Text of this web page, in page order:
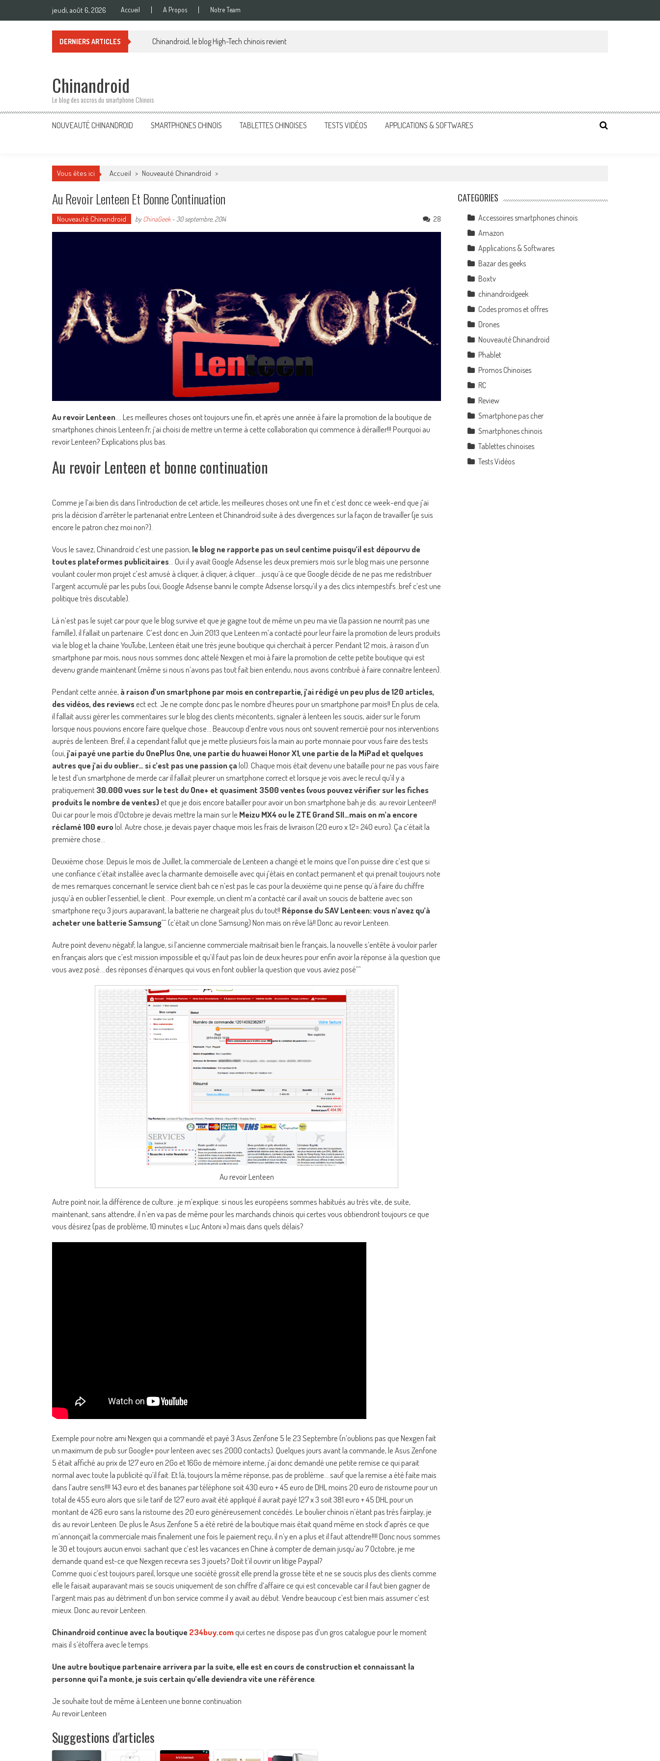
jeudi, août 6, 2026 Accueil A Propos Notre Team
DERNIERS ARTICLES Chinandroid, le blog High-Tech chinois revient
Chinandroid
Le blog des accros du smartphone Chinois
NOUVEAUTÉ CHINANDROID SMARTPHONES CHINOIS TABLETTES CHINOISES TESTS VIDÉOS APPLICATIONS & SOFTWARES
Vous êtes ici Accueil > Nouveauté Chinandroid >
Au Revoir Lenteen Et Bonne Continuation
Nouveauté Chinandroid byChinaGeek- 30 septembre, 2014 28
Au revoir Lenteen …. Les meilleures choses ont toujours une fin, et après une année à faire la promotion de la boutique de
smartphones chinois Lenteen.fr, j’ai choisi de mettre un terme à cette collaboration qui commence à dérailler!!! Pourquoi au
revoir Lenteen? Explications plus bas.
Au revoir Lenteen et bonne continuation
Comme je l’ai bien dis dans l’introduction de cet article, les meilleures choses ont une fin et c’est donc ce week-end que j’ai
pris la décision d’arrêter le partenariat entre Lenteen et Chinandroid suite à des divergences sur la façon de travailler (je suis
encore le patron chez moi non?).
Vous le savez, Chinandroid c’est une passion, le blog ne rapporte pas un seul centime puisqu’il est dépourvu de
toutes plateformes publicitaires … Oui il y avait Google Adsense les deux premiers mois sur le blog mais une personne
voulant couler mon projet c’est amusé à cliquer, à cliquer, à cliquer…..jusqu’à ce que Google décide de ne pas me redistribuer
l’argent accumulé par les pubs (oui, Google Adsense banni le compte Adsense lorsqu’il y a des clics intempestifs..bref c’est une
politique très discutable).
Là n’est pas le sujet car pour que le blog survive et que je gagne tout de même un peu ma vie (la passion ne nourrit pas une
famille), il fallait un partenaire. C’est donc en Juin 2013 que Lenteen m’a contacté pour leur faire la promotion de leurs produits
via le blog et la chaine YouTube, Lenteen était une très jeune boutique qui cherchait à percer. Pendant 12 mois, à raison d’un
smartphone par mois, nous nous sommes donc attelé Nexgen et moi à faire la promotion de cette petite boutique qui est
devenu grande maintenant (même si nous n’avons pas tout fait bien entendu, nous avons contribué à faire connaitre lenteen).
Pendant cette année, à raison d’un smartphone par mois en contrepartie, j’ai rédigé un peu plus de 120 articles,
des vidéos, des reviewsect ect. Je ne compte donc pas le nombre d’heures pour un smartphone par mois!! En plus de cela,
il fallait aussi gérer les commentaires sur le blog des clients mécontents, signaler à lenteen les soucis, aider sur le forum
lorsque nous pouvions encore faire quelque chose… Beaucoup d’entre vous nous ont souvent remercié pour nos interventions
auprès de lenteen. Bref, il a cependant fallut que je mette plusieurs fois la main au porte monnaie pour vous faire des tests
(oui, j’ai payé une partie du OnePlus One, une partie du huawei Honor X1, une partie de la MiPad et quelques
autres que j’ai du oublier… si c’est pas une passion çalol). Chaque mois était devenu une bataille pour ne pas vous faire
le test d’un smartphone de merde car il fallait pleurer un smartphone correct et lorsque je vois avec le recul qu’il y a
pratiquement30.000 vues sur le test du One+ et quasiment 3500 ventes (vous pouvez vérifier sur les fiches
produits le nombre de ventes)et que je dois encore batailler pour avoir un bon smartphone bah je dis: au revoir Lenteen!!
Oui car pour le mois d’Octobre je devais mettre la main sur le Meizu MX4 ou le ZTE Grand SII…mais on m’a encore
réclamé 100 eurolol. Autre chose, je devais payer chaque mois les frais de livraison (20 euro x 12= 240 euro). Ça c’était la
première chose…
Deuxième chose: Depuis le mois de Juillet, la commerciale de Lenteen a changé et le moins que l’on puisse dire c’est que si
une confiance c’était installée avec la charmante demoiselle avec qui j’étais en contact permanent et qui prenait toujours note
de mes remarques concernant le service client bah ce n’est pas le cas pour la deuxième qui ne pense qu’à faire du chiffre
jusqu’à en oublier l’essentiel, le client… Pour exemple, un client m’a contacté car il avait un soucis de batterie avec son
smartphone reçu 3 jours auparavant, la batterie ne chargeait plus du tout!! Réponse du SAV Lenteen: vous n’avez qu’à
acheter une batterie Samsung^^ (c’était un clone Samsung) Non mais on rêve là!! Donc au revoir Lenteen.
Autre point devenu négatif, la langue, si l’ancienne commerciale maitrisait bien le français, la nouvelle s’entête à vouloir parler
en français alors que c’est mission impossible et qu’il faut pas loin de deux heures pour enfin avoir la réponse à la question que
vous avez posé….des réponses d’énarques qui vous en font oublier la question que vous aviez posé^^
Au revoir Lenteen
Autre point noir, la différence de culture…je m’explique: si nous les européens sommes habitués au très vite, de suite,
maintenant, sans attendre, il n’en va pas de même pour les marchands chinois qui certes vous obtiendront toujours ce que
vous désirez (pas de problème, 10 minutes « Luc Antoni ») mais dans quels délais?
Exemple pour notre ami Nexgen qui a commandé et payé 3 Asus Zenfone 5 le 23 Septembre (n’oublions pas que Nexgen fait
un maximum de pub sur Google+ pour lenteen avec ses 2000 contacts). Quelques jours avant la commande, le Asus Zenfone
5 était affiché au prix de 127 euro en 2Go et 16Go de mémoire interne, j’ai donc demandé une petite remise ce qui parait
normal avec toute la publicité qu’il fait. Et là, toujours la même réponse, pas de problème….sauf que la remise a été faite mais
dans l’autre sens!!!! 143 euro et des bananes par téléphone soit 430 euro + 45 euro de DHL moins 20 euro de ristourne pour un
total de 455 euro alors que si le tarif de 127 euro avait été appliqué il aurait payé 127 x 3 soit 381 euro + 45 DHL pour un
montant de 426 euro sans la ristourne des 20 euro généreusement concédés. Le boulier chinois n’étant pas très fairplay, je
dis au revoir Lenteen. De plus le Asus Zenfone 5 a été retiré de la boutique mais était quand même en stock d’après ce que
m’annonçait la commerciale mais finalement une fois le paiement reçu, il n’y en a plus et il faut attendre!!!! Donc nous sommes
le 30 et toujours aucun envoi. sachant que c’est les vacances en Chine à compter de demain jusqu’au 7 Octobre, je me
demande quand est-ce que Nexgen recevra ses 3 jouets? Doit t’il ouvrir un litige Paypal?
Comme quoi c’est toujours pareil, lorsque une société grossit elle prend la grosse tête et ne se soucis plus des clients comme
elle le faisait auparavant mais se soucis uniquement de son chiffre d’affaire ce qui est concevable car il faut bien gagner de
l’argent mais pas au détriment d’un bon service comme il y avait au début. Vendre beaucoup c’est bien mais assumer c’est
mieux. Donc au revoir Lenteen.
Chinandroid continue avec la boutique234buy.comqui certes ne dispose pas d’un gros catalogue pour le moment
mais il s’étoffera avec le temps.
Une autre boutique partenaire arrivera par la suite, elle est en cours de construction et connaissant la
personne qui l’a monte, je suis certain qu’elle deviendra vite une référence
Je souhaite tout de même à Lenteen une bonne continuation
Au revoir Lenteen
Suggestions d'articles
CATEGORIES
Accessoires smartphones chinois
Amazon
Applications & Softwares
Bazar des geeks
Boxtv
chinandroidgeek
Codes promos et offres
Drones
Nouveauté Chinandroid
Phablet
Promos Chinoises
RC
Review
Smartphone pas cher
Smartphones chinois
Tablettes chinoises
Tests Vidéos